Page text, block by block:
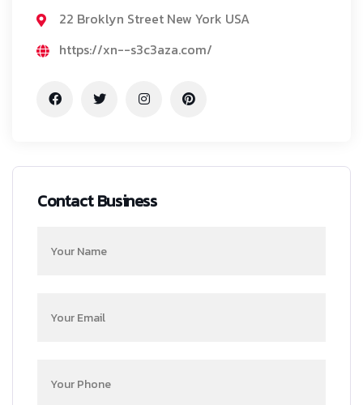
22 Broklyn Street New York USA
https://xn--s3c3aza.com/
Contact Business